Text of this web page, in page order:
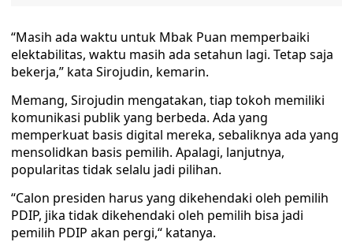
“Masih ada waktu untuk Mbak Puan memperbaiki
elektabilitas, waktu masih ada setahun lagi. Tetap saja
bekerja,” kata Sirojudin, kemarin.
Memang, Sirojudin mengatakan, tiap tokoh memiliki
komunikasi publik yang berbeda. Ada yang
memperkuat basis digital mereka, sebaliknya ada yang
mensolidkan basis pemilih. Apalagi, lanjutnya,
popularitas tidak selalu jadi pilihan.
“Calon presiden harus yang dikehendaki oleh pemilih
PDIP, jika tidak dikehendaki oleh pemilih bisa jadi
pemilih PDIP akan pergi,“ katanya.